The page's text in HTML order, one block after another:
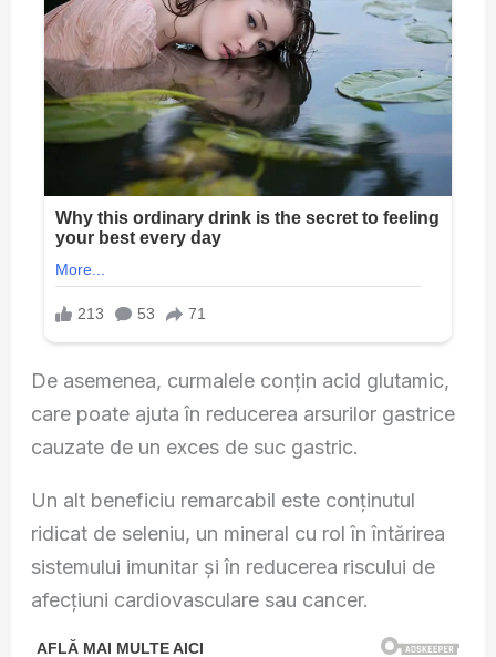
De asemenea, curmalele conțin acid glutamic,
care poate ajuta în reducerea arsurilor gastrice
cauzate de un exces de suc gastric.
Un alt beneficiu remarcabil este conținutul
ridicat de seleniu, un mineral cu rol în întărirea
sistemului imunitar și în reducerea riscului de
afecțiuni cardiovasculare sau cancer.